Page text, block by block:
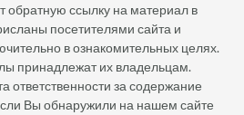
обратную ссылку на материал в
посетителями сайта и
в ознакомительных целях.
принадлежат их владельцам.
ответственности за содержание
Вы обнаружили на нашем сайте